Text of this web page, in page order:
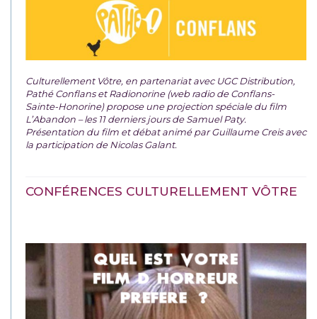
Culturellement Vôtre, en partenariat avec UGC Distribution,
Pathé Conflans et Radionorine (web radio de Conflans-
Sainte-Honorine) propose une projection spéciale du film
L’Abandon – les 11 derniers jours de Samuel Paty.
Présentation du film et débat animé par Guillaume Creis avec
la participation de Nicolas Galant.
CONFÉRENCES CULTURELLEMENT VÔTRE